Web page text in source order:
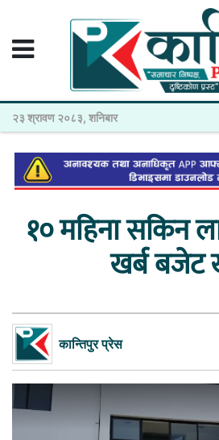
२३ श्रावण २०८३, शनिबार
१० महिना सकिन
खर्ब बजेट
कान्तिपुर प्रेस